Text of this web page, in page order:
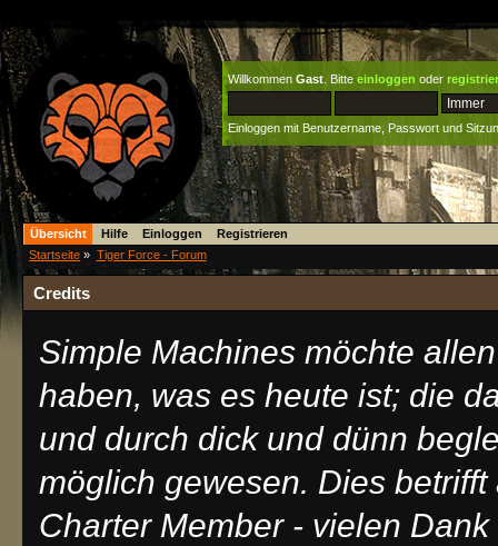
Willkommen Gast . Bitte einloggen oder
Einloggen mit Benutzername, Passwort und
Übersicht Hilfe Einloggen
Registrieren
Startseite » Tiger Force - Forum
Credits
Simple Machines möchte
haben, was es heute ist; die
und durch dick und dünn
möglich gewesen. Dies
Charter Member - vielen